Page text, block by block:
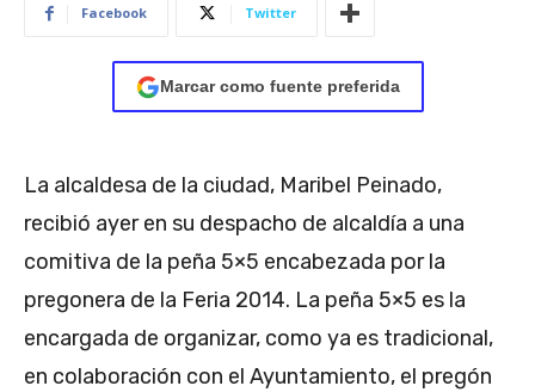
Facebook Twitter
Marcar como fuente preferida
La alcaldesa de la ciudad, Maribel Peinado,
recibió ayer en su despacho de alcaldía a una
comitiva de la peña 5×5 encabezada por la
pregonera de la Feria 2014. La peña 5×5 es la
encargada de organizar, como ya es tradicional,
en colaboración con el Ayuntamiento, el pregón